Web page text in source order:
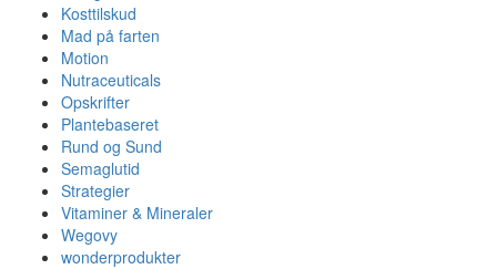
Kosttilskud
Mad på farten
Motion
Nutraceuticals
Opskrifter
Plantebaseret
Rund og Sund
Semaglutid
Strategier
Vitaminer & Mineraler
Wegovy
wonderprodukter